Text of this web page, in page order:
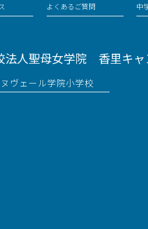
よくあるご質問 中
法人聖母女学院 香里キャ
ヴェール学院小学校